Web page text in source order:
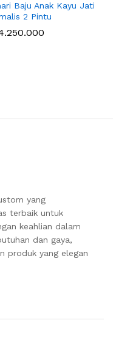
Baju Anak Kayu Jati
2 Pintu
yang
terbaik untuk
keahlian dalam
dan gaya,
produk yang elegan